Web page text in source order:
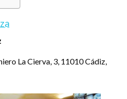
La Cierva, 3, 11010 Cádiz,